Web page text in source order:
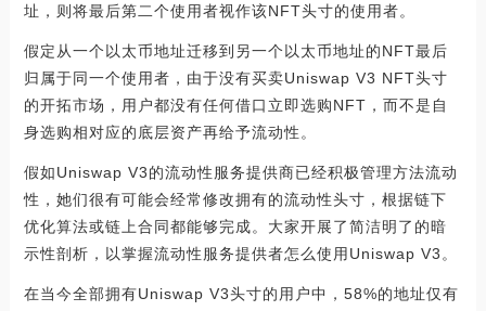
址，则将最后第二个使用者视作该NFT头寸的使用者。
假定从一个以太币地址迁移到另一个以太币地址的NFT最后
归属于同一个使用者，由于没有买卖Uniswap V3 NFT头寸
的开拓市场，用户都没有任何借口立即选购NFT，而不是自
身选购相对应的底层资产再给予流动性。
假如Uniswap V3的流动性服务提供商已经积极管理方法流动
性，她们很有可能会经常修改拥有的流动性头寸，根据链下
优化算法或链上合同都能够完成。大家开展了简洁明了的暗
示性剖析，以掌握流动性服务提供者怎么使用Uniswap V3。
在当今全部拥有Uniswap V3头寸的用户中，58%的地址仅有